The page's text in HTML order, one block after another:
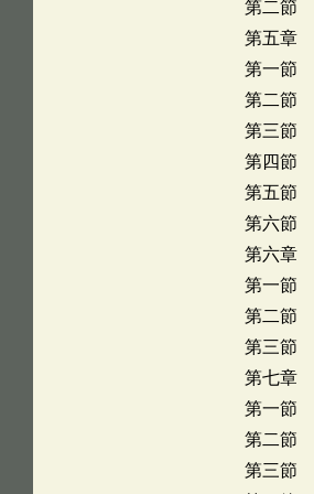
第二節
第五章
第一節
第二節
第三節
第四節
第五節
第六節
第六章
第一節
第二節
第三節
第七章
第一節
第二節
第三節